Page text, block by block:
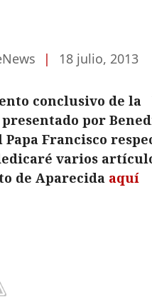
| 18 julio, 2013
conclusivo de la
por
Francisco
varios
de Aparecida aquí